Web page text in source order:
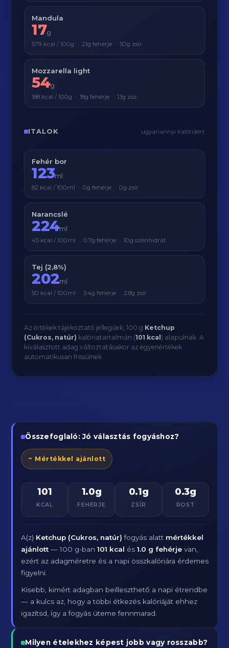
Mandula
17g
579 kcal / 100g · 21g fehérje · 50g zsír
Mozzarella light
54g
188 kcal / 100g · 18g fehérje · 13g zsír
ITALOK ugyanannyi kalóriáért
Fehér bor
123ml
82 kcal / 100ml · 0g fehérje · 0g zsír
Narancslé
224ml
45 kcal / 100ml · 0.7g fehérje · 10g szénhidrát
Tej (2,8%)
202ml
50 kcal / 100ml · 3.4g fehérje · 2.8g zsír
Az értékek tájékoztató jellegűek, 100 g Ketchup
(Cukros, natúr) kalóriatartalmán (101 kcal ) alapulnak. A
kiválasztott adag változtatásakor az egyenértékek
automatikusan frissülnek.
Összefoglaló: Jó választás fogyáshoz?
~ Mértékkel ajánlott
101
KCAL
1.0g
FEHÉRJE
0.1g
ZSÍR
0.3g
ROST
A(z) Ketchup (Cukros, natúr) fogyás alatt mértékkel
ajánlott — 100 g-ban101 kcal és1.0 g fehérje van,
ezért az adagméretre és a napi összkalóriára érdemes
figyelni.
Kisebb, kimért adagban beilleszthető a napi étrendbe
— a kulcs az, hogy a többi étkezés kalóriáját ehhez
igazítsd, így a fogyás üteme fennmarad.
Milyen ételekhez képest jobb vagy rosszabb?